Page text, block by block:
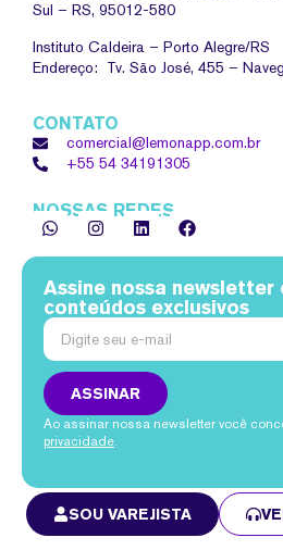
Sul – RS, 95012-580
Instituto Caldeira – Porto Alegre/RS
Endereço: Tv. São José, 455 –
CONTATO
comercial@lemonapp.com.br
+55 54 34191305
NOSSAS REDES
Assine nossa newsletter
conteúdos exclusivos
ASSINAR
Ao assinar nossa newsletter você
privacidade.
SOU VAREJISTA